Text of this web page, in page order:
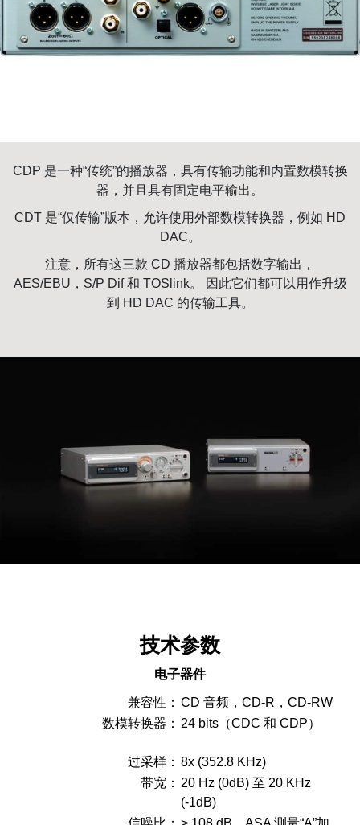
CDP 是一种“传统”的播放器，具有传输功能和内置数模转换
器，并且具有固定电平输出。
CDT 是“仅传输”版本，允许使用外部数模转换器，例如 HD
DAC。
注意，所有这三款 CD 播放器都包括数字输出，
AES/EBU，S/P Dif 和 TOSlink。 因此它们都可以用作升级
到 HD DAC 的传输工具。
技术参数
电子器件
兼容性： CD 音频，CD-R，CD-RW
数模转换器： 24 bits（CDC 和 CDP）
过采样： 8x (352.8 KHz)
带宽： 20 Hz (0dB) 至 20 KHz
(-1dB)